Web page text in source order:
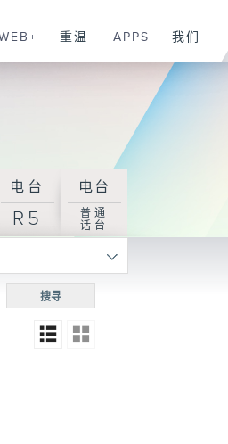
重温 APPS 我们
电台
R5
电台
普通
话台
搜寻